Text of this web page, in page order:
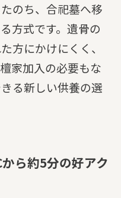
のち、合祀墓へ移
方式です。遺骨の
方にかけにくく、
家加入の必要もな
る新しい供養の選
ら約5分の好アク